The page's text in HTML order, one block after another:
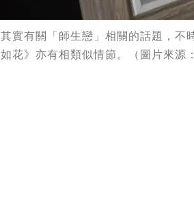
其實有關「師生戀」相關的話題，不
如花》亦有相類似情節。（圖片來源